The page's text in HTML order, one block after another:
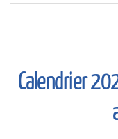
Calendrier